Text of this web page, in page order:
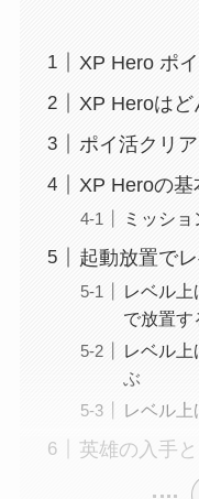
XP Hero ポ
XP Heroはど
ポイ活クリ
XP Heroの
ミッシ
起動放置で
レベル
で放置す
レベル
ぶ
レベル
英雄の入手